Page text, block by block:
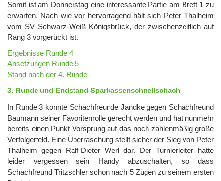
Somit ist am Donnerstag eine interessante Partie am Brett 1 zu
erwarten. Nach wie vor hervorragend hält sich Peter Thalheim
vom SV Schwarz-Weiß Königsbrück, der zwischenzeitlich auf
Rang 3 vorgerückt ist.
Ergebnisse Runde 4
Ansetzungen Runde 5
Stand nach der 4. Runde
3. Runde und Endstand Sparkassenschnellschach
In Runde 3 konnte Schachfreunde Jandke gegen Schachfreund
Baumann seiner Favoritenrolle gerecht werden und hat nunmehr
bereits einen Punkt Vorsprung auf das noch zahlenmäßig große
Verfolgerfeld. Eine Überraschung stellt sicher der Sieg von Peter
Thalheim gegen Ralf-Dieter Werl dar. Der Turnierleiter hatte
leider vergessen sein Handy abzuschalten, so dass
Schachfreund Tritzschler schon nach 5 Zügen zu seinem ersten